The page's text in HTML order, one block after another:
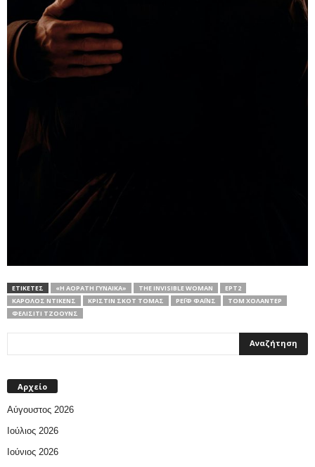
ΕΤΙΚΕΤΕΣ «Η ΑΌΡΑΤΗ ΓΥΝΑΊΚΑ» THE INVISIBLE WOMAN
ΕΡΤ2
ΚΆΡΟΛΟΣ ΝΤΊΚΕΝΣ
ΚΡΊΣΤΙΝ ΣΚΟΤ ΤΌΜΑΣ ΡΈΙΦ ΦΆΙΝΣ
ΤΟΜ ΧΟΛΆΝΤΕΡ
ΦΕΛΊΣΙΤΙ ΤΖΌΟΥΝΣ
Αρχείο
Αύγουστος 2026
Ιούλιος 2026
Ιούνιος 2026